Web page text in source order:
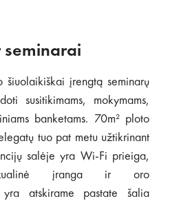
seminarai
šiuolaikiškai įrengtą seminarų
susitikimams, mokymams,
banketams. 70m² ploto
tuo pat metu užtikrinant
salėje yra Wi-Fi prieiga,
įranga ir oro
yra atskirame pastate šalia